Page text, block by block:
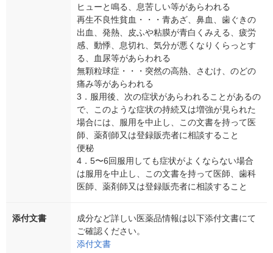
ヒューと鳴る、息苦しい等があらわれる
再生不良性貧血・・・青あざ、鼻血、歯ぐきの
出血、発熱、皮ふや粘膜が青白くみえる、疲労
感、動悸、息切れ、気分が悪くなりくらっとす
る、血尿等があらわれる
無顆粒球症・・・突然の高熱、さむけ、のどの
痛み等があらわれる
3．服用後、次の症状があらわれることがあるの
で、このような症状の持続又は増強が見られた
場合には、服用を中止し、この文書を持って医
師、薬剤師又は登録販売者に相談すること
便秘
4．5〜6回服用しても症状がよくならない場合
は服用を中止し、この文書を持って医師、歯科
医師、薬剤師又は登録販売者に相談すること
添付文書
成分など詳しい医薬品情報は以下添付文書にて
ご確認ください。
添付文書